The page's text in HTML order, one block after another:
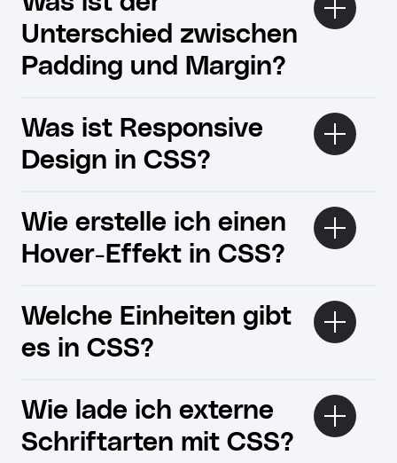
Unterschied zwischen
Padding und Margin?
Was ist Responsive
Design in CSS?
Wie erstelle ich einen
Hover-Effekt in CSS?
Welche Einheiten gibt
es in CSS?
Wie lade ich externe
Schriftarten mit CSS?